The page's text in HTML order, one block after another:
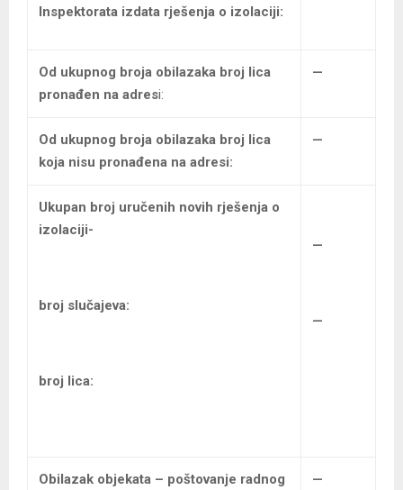
Inspektorata izdata rješenja o izolaciji:
Od ukupnog broja obilazaka broj lica
pronađen na adresi:
—
Od ukupnog broja obilazaka broj lica
koja nisu pronađena na adresi:
—
Ukupan broj uručenih novih rješenja o
izolaciji-
broj slučajeva:
broj lica:
—
—
Obilazak objekata – poštovanje radnog
—